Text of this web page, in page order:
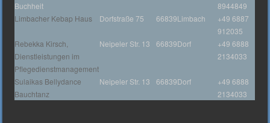
Buchheit
8944849
Limbacher Kebap Haus
Dorfstraße 75 66839Limbach
+49 6887
912035
Rebekka Kirsch,
Dienstleistungen im
Pflegedienstmanagement
Neipeler Str. 13 66839Dorf
+49 6888
2134033
Sulaikas Bellydance
Bauchtanz
Neipeler Str. 13 66839Dorf
+49 6888
2134033